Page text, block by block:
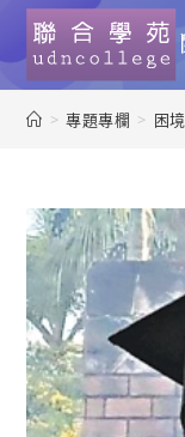
> 專題專欄 > 困